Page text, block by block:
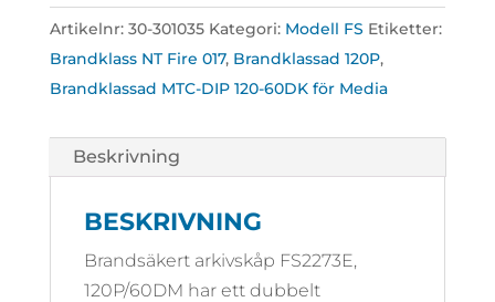
Artikelnr: 30-301035 Kategori: Modell FS Etiketter:
Brandklass NT Fire 017, Brandklassad 120P,
Brandklassad MTC-DIP 120-60DK för Media
Beskrivning
BESKRIVNING
Brandsäkert arkivskåp FS2273E,
120P/60DM har ett dubbelt